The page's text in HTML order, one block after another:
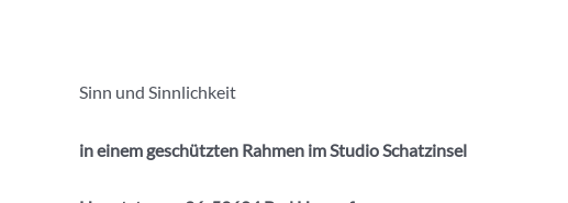
Sinn und Sinnlichkeit
in einem geschützten Rahmen im Studio Schatzinsel